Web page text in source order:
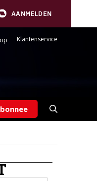
AANMELDEN
Klantenservice